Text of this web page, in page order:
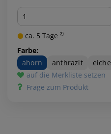
Menge
ca. 5 Tage ²⁾
Farbe:
ahorn
anthrazit eiche
auf die Merkliste setzen
Frage zum Produkt